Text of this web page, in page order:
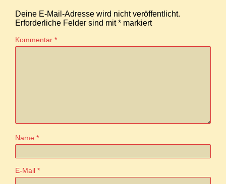
Deine E-Mail-Adresse wird nicht veröffentlicht.
Erforderliche Felder sind mit* markiert
Kommentar *
Name *
E-Mail *